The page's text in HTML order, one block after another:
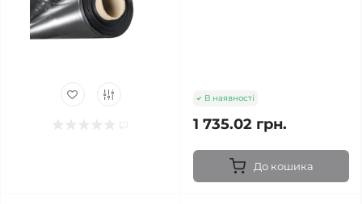
В наявності
1 735.02 грн.
До кошика